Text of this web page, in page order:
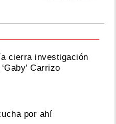
cierra investigación
Carrizo
por ahí